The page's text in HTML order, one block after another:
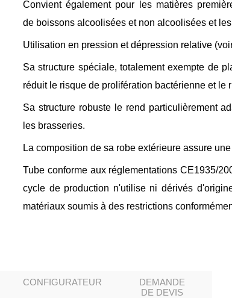
Convient également pour les matières
de boissons alcoolisées et non alcoolisées et
Utilisation en pression et dépression relative
Sa structure spéciale, totalement exempte de
réduit le risque de prolifération bactérienne et
Sa structure robuste le rend particulièrement
les brasseries.
La composition de sa robe extérieure assure
Tube conforme aux réglementations CE1935/
cycle de production n'utilise ni dérivés
matériaux soumis à des restrictions
CONFIGURATEUR
DEMANDE
DE DEVIS